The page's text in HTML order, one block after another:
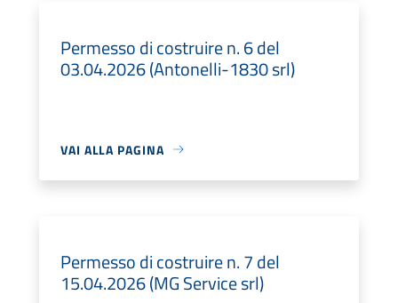
Permesso di costruire n. 6 del
03.04.2026 (Antonelli-1830 srl)
VAI ALLA PAGINA
Permesso di costruire n. 7 del
15.04.2026 (MG Service srl)